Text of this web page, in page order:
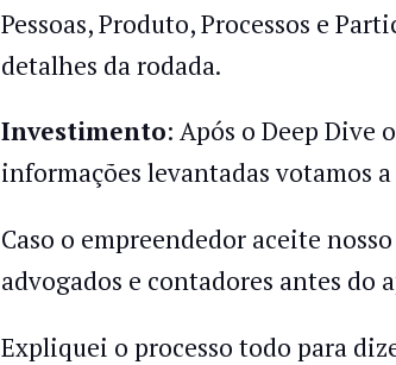
Pessoas, Produto, Processos e
detalhes da rodada.
Investimento: Após o Deep Dive
informações levantadas votamos
Caso o empreendedor aceite
advogados e contadores antes do
Expliquei o processo todo para